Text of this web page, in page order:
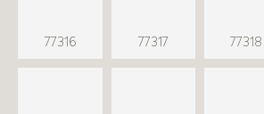
77316 77317 77318